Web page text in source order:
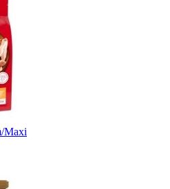
Maxi